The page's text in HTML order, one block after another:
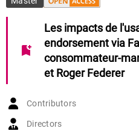
bookmark_add
Les impacts de
endorsement via
consommateur-
et Roger Federer
Contributors
Directors